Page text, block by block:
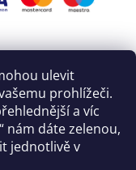
ulevit
prohlížeči.
a víc
nám dáte zelenou,
jednotlivě v